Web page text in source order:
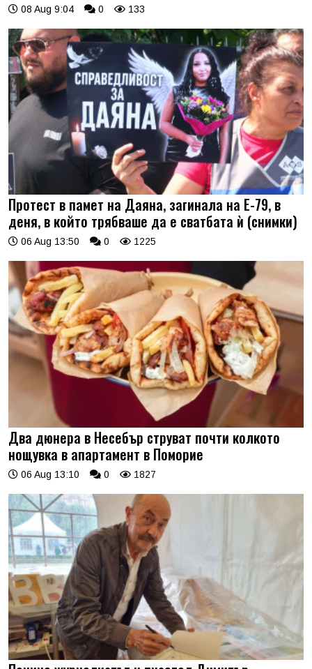
08 Aug 9:04 0 133
Протест в памет на Даяна, загинала на Е-79, в
деня, в който трябваше да е сватбата ѝ (снимки)
06 Aug 13:50 0 1225
Два дюнера в Несебър струват почти колкото
нощувка в апартамент в Поморие
06 Aug 13:10 0 1827